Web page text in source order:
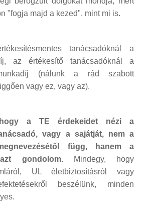
"fogja majd a kezed", mint mi is.
tanácsadóknál a
az értékesítő tanácsadóknál a
(nálunk a rád szabott
vagy ez, vagy az).
a TE érdekeidet nézi a
vagy a sajátját, nem a
függ, hanem a
gondolom.
Mindegy, hogy
UL életbiztosításról vagy
beszélünk, minden